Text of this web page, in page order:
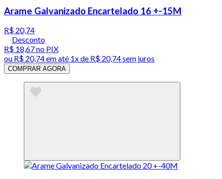
Arame Galvanizado Encartelado 16 +-15M
R$ 20,74
Desconto
R$ 18,67no PIX
ou R$ 20,74em até 1x de R$ 20,74sem juros
COMPRAR AGORA